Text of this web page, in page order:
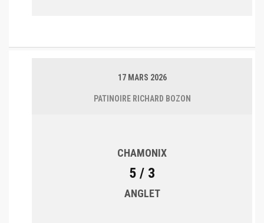
17 MARS 2026
PATINOIRE RICHARD BOZON
CHAMONIX
5 / 3
ANGLET